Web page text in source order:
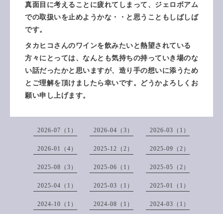
真面目に考えることに疲れてしまって、ジェロボアム
での取扱いを止めようかな・・と思うこともしばしば
です。
タカヒコさんのワインを飲みたいと熱望されている
方々にとっては、なんとも気持ちの持っていき場のな
い話だったかと思いますが、造り手の想いに添うため
とご理解を頂けましたら幸いです。
どうかよろしくお
願い申し上げます。
2026-07（1） 2026-04（3） 2026-03（1）
2026-01（4） 2025-12（2） 2025-09（2）
2025-08（3） 2025-06（1） 2025-05（2）
2025-04（1） 2025-03（1） 2025-01（1）
2024-10（1） 2024-08（1） 2024-03（1）